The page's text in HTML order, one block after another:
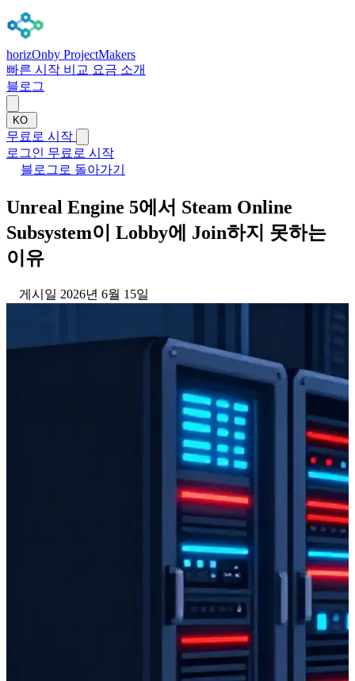
horizOnby ProjectMakers
빠른 시작 비교 요금 소개
블로그
KO
무료로 시작
로그인 무료로 시작
블로그로 돌아가기
Unreal Engine 5에서 Steam Online
Subsystem이 Lobby에 Join하지 못하는
이유
게시일 2026년 6월 15일